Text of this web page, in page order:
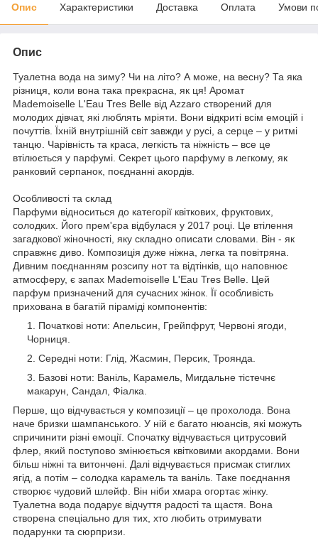
Опис Характеристики Доставка Оплата Умови
Опис
Туалетна вода на зиму? Чи на літо? А може, на весну? Та яка
різниця, коли вона така прекрасна, як ця! Аромат
Mademoiselle L'Eau Tres Belle від Azzarо створений для
молодих дівчат, які люблять мріяти. Вони відкриті всім емоцій і
почуттів. Їхній внутрішній світ завжди у русі, а серце – у ритмі
танцю. Чарівність та краса, легкість та ніжність – все це
втілюється у парфумі. Секрет цього парфуму в легкому, як
ранковий серпанок, поєднанні акордів.
Особливості та склад
Парфуми відноситься до категорії квіткових, фруктових,
солодких. Його прем'єра відбулася у 2017 році. Це втілення
загадкової жіночності, яку складно описати словами. Він - як
справжнє диво. Композиція дуже ніжна, легка та повітряна.
Дивним поєднанням розсипу нот та відтінків, що наповнює
атмосферу, є запах Mademoiselle L'Eau Tres Belle. Цей
парфум призначений для сучасних жінок. Її особливість
прихована в багатій піраміді компонентів:
Початкові ноти: Апельсин, Грейпфрут, Червоні ягоди,
Чорниця.
Середні ноти: Глід, Жасмин, Персик, Троянда.
Базові ноти: Ваніль, Карамель, Мигдальне тістечнє
макарун, Сандал, Фіалка.
Перше, що відчувається у композиції – це прохолода. Вона
наче бризки шампанського. У ній є багато нюансів, які можуть
спричинити різні емоції. Спочатку відчувається цитрусовий
флер, який поступово змінюється квітковими акордами. Вони
більш ніжні та витончені. Далі відчувається присмак стиглих
ягід, а потім – солодка карамель та ваніль. Таке поєднання
створює чудовий шлейф. Він ніби хмара огортає жінку.
Туалетна вода подарує відчуття радості та щастя. Вона
створена спеціально для тих, хто любить отримувати
подарунки та сюрпризи.